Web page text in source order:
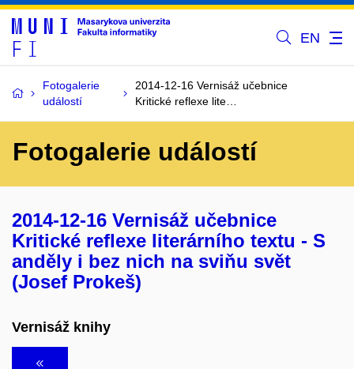
EN
Fotogalerie
událostí
2014-12-16 Vernisáž učebnice
Kritické reflexe lite…
Fotogalerie událostí
2014-12-16 Vernisáž učebnice
Kritické reflexe literárního textu - S
anděly i bez nich na sviňu svět
(Josef Prokeš)
Vernisáž knihy